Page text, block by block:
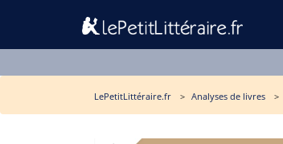
LePetitLittéraire.fr Analyses de livres